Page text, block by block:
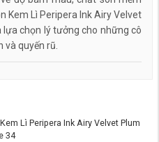
Kem Lì Peripera Ink Airy Velvet
lựa chọn lý tưởng cho những cô
và quyến rũ.
Lì Peripera Ink Airy Velvet Plum
34